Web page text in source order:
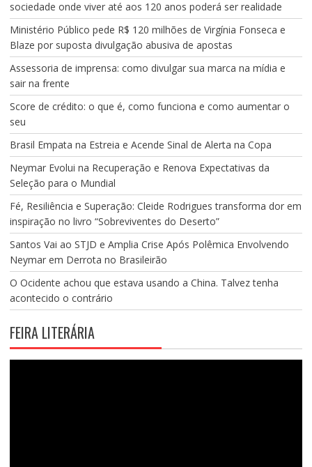
sociedade onde viver até aos 120 anos poderá ser realidade
Ministério Público pede R$ 120 milhões de Virgínia Fonseca e
Blaze por suposta divulgação abusiva de apostas
Assessoria de imprensa: como divulgar sua marca na mídia e
sair na frente
Score de crédito: o que é, como funciona e como aumentar o
seu
Brasil Empata na Estreia e Acende Sinal de Alerta na Copa
Neymar Evolui na Recuperação e Renova Expectativas da
Seleção para o Mundial
Fé, Resiliência e Superação: Cleide Rodrigues transforma dor em
inspiração no livro “Sobreviventes do Deserto”
Santos Vai ao STJD e Amplia Crise Após Polêmica Envolvendo
Neymar em Derrota no Brasileirão
O Ocidente achou que estava usando a China. Talvez tenha
acontecido o contrário
FEIRA LITERÁRIA